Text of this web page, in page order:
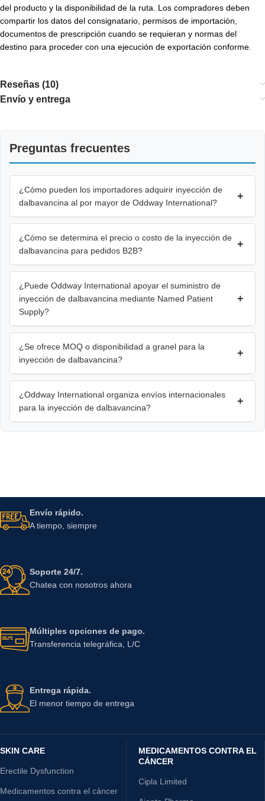
del producto y la disponibilidad de la ruta. Los compradores deben
compartir los datos del consignatario, permisos de importación,
documentos de prescripción cuando se requieran y normas del
destino para proceder con una ejecución de exportación conforme.
Reseñas (10)
Envío y entrega
Preguntas frecuentes
¿Cómo pueden los importadores adquirir inyección de
dalbavancina al por mayor de Oddway International?
+
¿Cómo se determina el precio o costo de la inyección de
dalbavancina para pedidos B2B?
+
¿Puede Oddway International apoyar el suministro de
inyección de dalbavancina mediante Named Patient
Supply?
+
¿Se ofrece MOQ o disponibilidad a granel para la
inyección de dalbavancina?
+
¿Oddway International organiza envíos internacionales
para la inyección de dalbavancina?
+
Envío rápido.
A tiempo, siempre
Soporte 24/7.
Chatea con nosotros ahora
Múltiples opciones de pago.
Transferencia telegráfica, L/C
Entrega rápida.
El menor tiempo de entrega
SKIN CARE
Erectile Dysfunction
Medicamentos contra el cáncer
MEDICAMENTOS CONTRA EL
CÁNCER
Cipla Limited